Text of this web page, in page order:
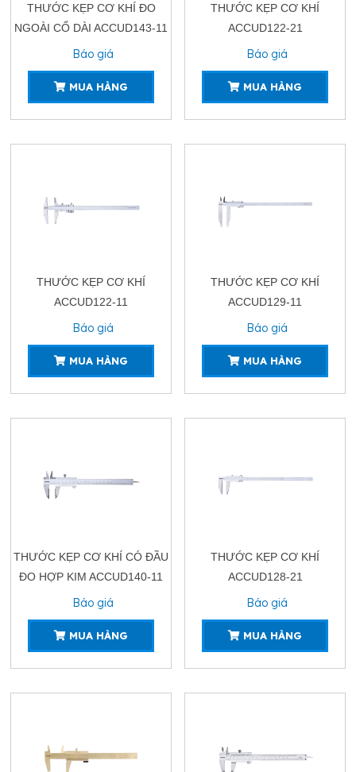
THƯỚC KẸP CƠ KHÍ ĐO
NGOÀI CỔ DÀI ACCUD143-11
Báo giá
MUA HÀNG
THƯỚC KẸP CƠ KHÍ
ACCUD122-21
Báo giá
MUA HÀNG
THƯỚC KẸP CƠ KHÍ
ACCUD122-11
Báo giá
MUA HÀNG
THƯỚC KẸP CƠ KHÍ
ACCUD129-11
Báo giá
MUA HÀNG
THƯỚC KẸP CƠ KHÍ CÓ ĐẦU
ĐO HỢP KIM ACCUD140-11
Báo giá
MUA HÀNG
THƯỚC KẸP CƠ KHÍ
ACCUD128-21
Báo giá
MUA HÀNG